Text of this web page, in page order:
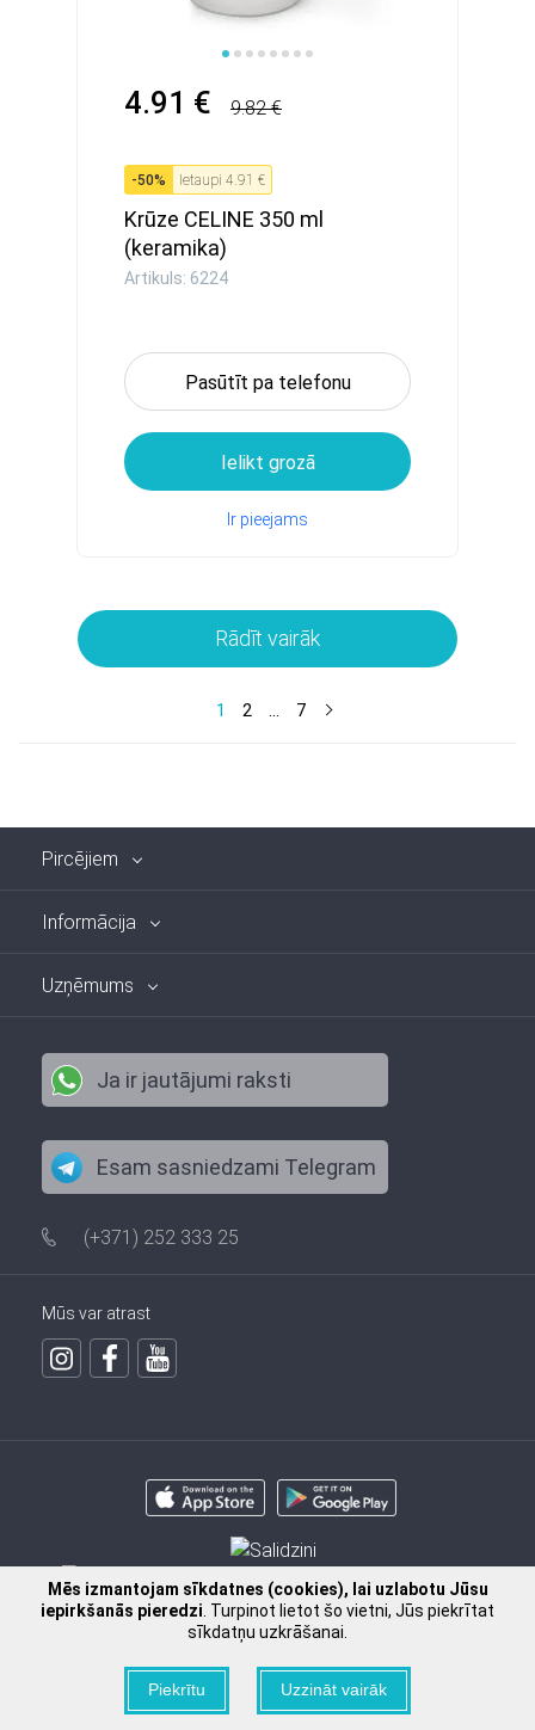
Mēs izmantojam sīkdatnes (cookies), lai uzlabotu Jūsu
iepirkšanās pieredzi . Turpinot lietot šo vietni, Jūs piekrītat
sīkdatņu uzkrāšanai.
Piekrītu Uzzināt vairāk
4.91 € 9.82 €
-50% Ietaupi 4.91 €
Krūze CELINE 350 ml
(keramika)
Artikuls: 6224
Pasūtīt pa telefonu
Ielikt grozā
Ir pieejams
Rādīt vairāk
1 2 ... 7
Pircējiem
Informācija
Uzņēmums
Ja ir jautājumi raksti
Esam sasniedzami Telegram
(+371) 252 333 25
Mūs var atrast
2009 - 2026 © SIA FISSMAN